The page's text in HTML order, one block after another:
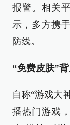
报警。相关
示，多方携
防线。
“免费皮肤”
自称“游戏大
播热门游戏